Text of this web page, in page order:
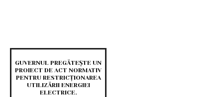
GUVERNUL PREGĂTEȘTE UN
PROIECT DE ACT NORMATIV
PENTRU RESTRICȚIONAREA
UTILIZĂRII ENERGIEI
ELECTRICE.